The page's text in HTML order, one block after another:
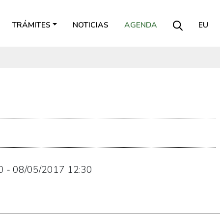
TRÁMITES NOTICIAS AGENDA EU
- 08/05/2017 12:30